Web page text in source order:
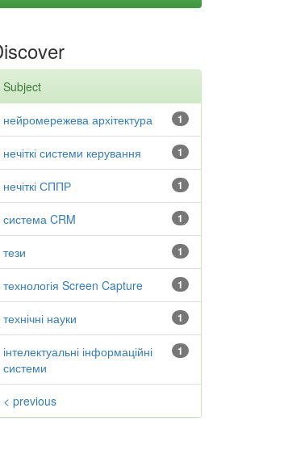
Subject
1
нейромережева архітектура
1
нечіткі системи керування
1
нечіткі СППР
1
система CRM
1
тези
1
технологія Screen Capture
1
технічні науки
1
інтелектуальні інформаційні
системи
< previous